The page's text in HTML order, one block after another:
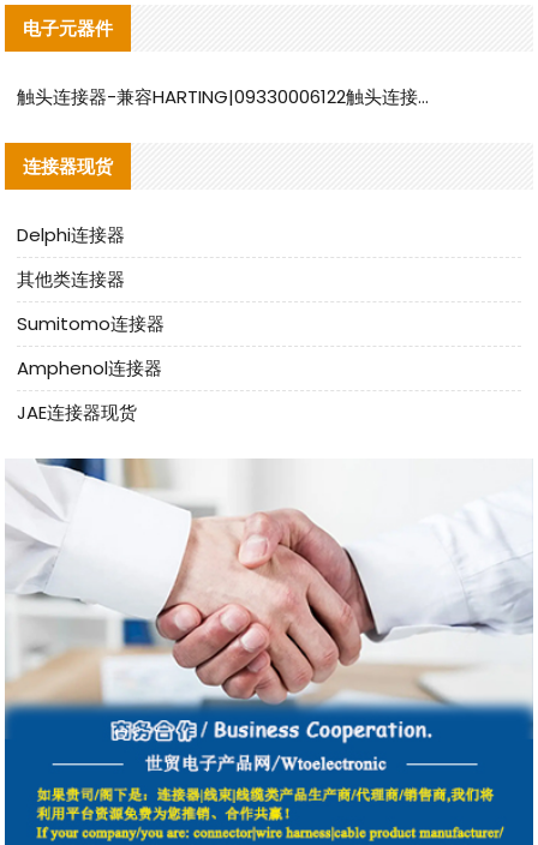
电子元器件
触头连接器-兼容HARTING|09330006122触头连接器替代品说明
连接器现货
Delphi连接器
其他类连接器
Sumitomo连接器
Amphenol连接器
JAE连接器现货